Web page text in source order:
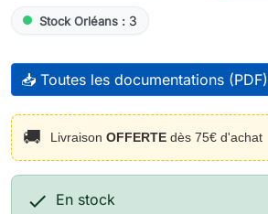
Stock Orléans : 3
📥 Toutes les documentations (PDF)
🚚 Livraison OFFERTE dès 75€ d'achat
 En stock